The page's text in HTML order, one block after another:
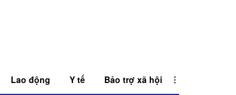
Lao động Y tế Bảo trợ xã hội